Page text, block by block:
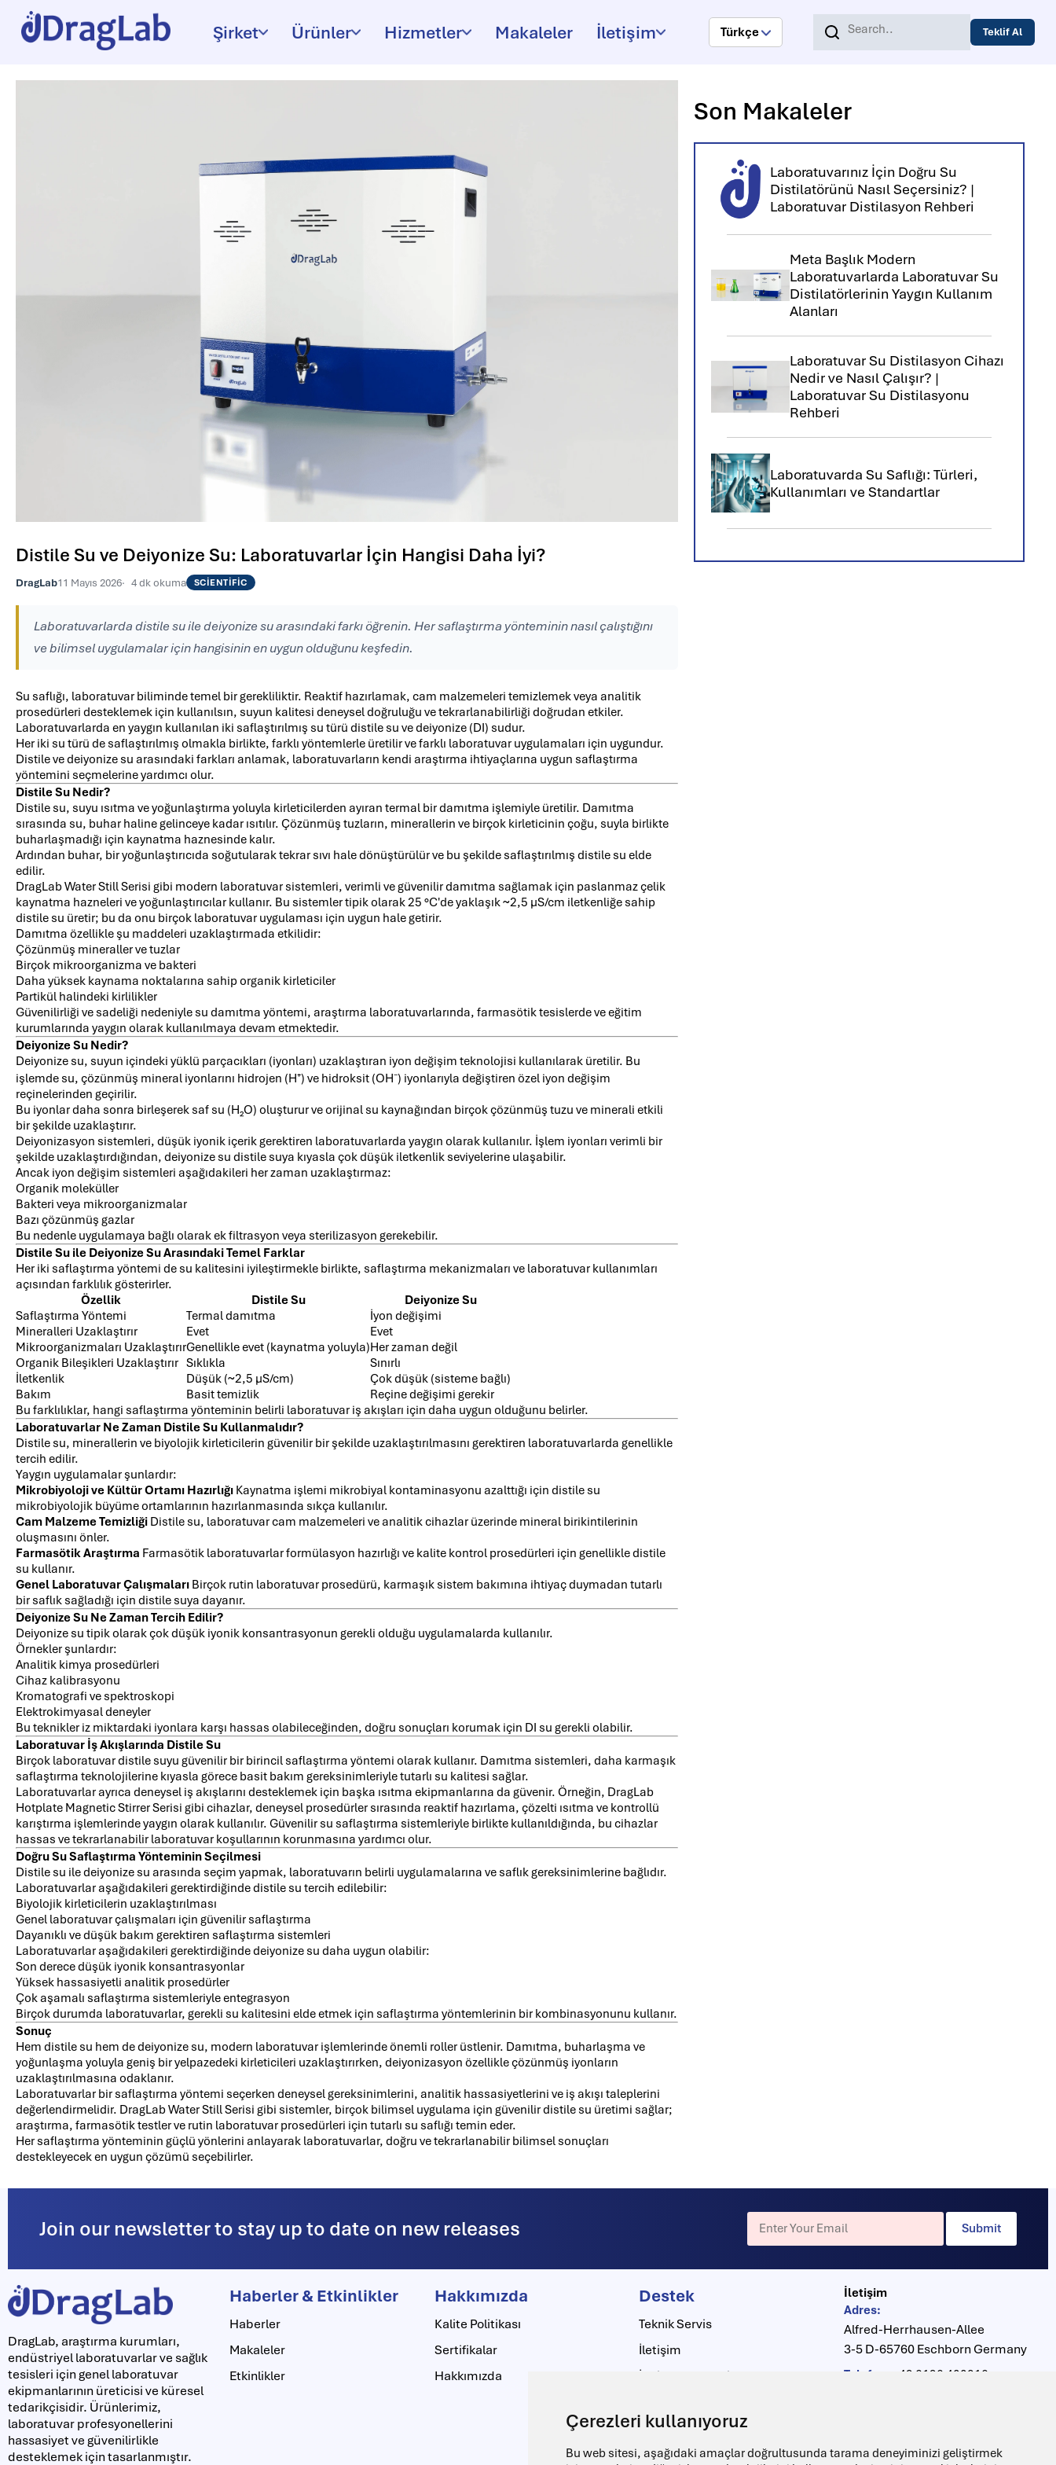
Çerezleri kullanıyoruz
Bu web sitesi, aşağıdaki amaçlar doğrultusunda tarama deneyiminizi geliştirmek
Şirket Ürünler Hizmetler Makaleler İletişim Türkçe Teklif Al
Distile Su ve Deiyonize Su: Laboratuvarlar İçin Hangisi Daha İyi?
DragLab11 Mayıs 2026 4 dk okuma SCIENTIFIC
Laboratuvarlarda distile su ile deiyonize su arasındaki farkı öğrenin. Her saflaştırma yönteminin nasıl çalıştığını
ve bilimsel uygulamalar için hangisinin en uygun olduğunu keşfedin.
Su saflığı, laboratuvar biliminde temel bir gerekliliktir. Reaktif hazırlamak, cam malzemeleri temizlemek veya analitik
prosedürleri desteklemek için kullanılsın, suyun kalitesi deneysel doğruluğu ve tekrarlanabilirliği doğrudan etkiler.
Laboratuvarlarda en yaygın kullanılan iki saflaştırılmış su türü distile su ve deiyonize (DI) sudur.
Her iki su türü de saflaştırılmış olmakla birlikte, farklı yöntemlerle üretilir ve farklı laboratuvar uygulamaları için uygundur.
Distile ve deiyonize su arasındaki farkları anlamak, laboratuvarların kendi araştırma ihtiyaçlarına uygun saflaştırma
yöntemini seçmelerine yardımcı olur.
Distile Su Nedir?
Distile su, suyu ısıtma ve yoğunlaştırma yoluyla kirleticilerden ayıran termal bir damıtma işlemiyle üretilir. Damıtma
sırasında su, buhar haline gelinceye kadar ısıtılır. Çözünmüş tuzların, minerallerin ve birçok kirleticinin çoğu, suyla birlikte
buharlaşmadığı için kaynatma haznesinde kalır.
Ardından buhar, bir yoğunlaştırıcıda soğutularak tekrar sıvı hale dönüştürülür ve bu şekilde saflaştırılmış distile su elde
edilir.
DragLab Water Still Serisi gibi modern laboratuvar sistemleri, verimli ve güvenilir damıtma sağlamak için paslanmaz çelik
kaynatma hazneleri ve yoğunlaştırıcılar kullanır. Bu sistemler tipik olarak 25 °C'de yaklaşık ~2,5 µS/cm iletkenliğe sahip
distile su üretir; bu da onu birçok laboratuvar uygulaması için uygun hale getirir.
Damıtma özellikle şu maddeleri uzaklaştırmada etkilidir:
Çözünmüş mineraller ve tuzlar
Birçok mikroorganizma ve bakteri
Daha yüksek kaynama noktalarına sahip organik kirleticiler
Partikül halindeki kirlilikler
Güvenilirliği ve sadeliği nedeniyle su damıtma yöntemi, araştırma laboratuvarlarında, farmasötik tesislerde ve eğitim
kurumlarında yaygın olarak kullanılmaya devam etmektedir.
Deiyonize Su Nedir?
Deiyonize su, suyun içindeki yüklü parçacıkları (iyonları) uzaklaştıran iyon değişim teknolojisi kullanılarak üretilir. Bu
işlemde su, çözünmüş mineral iyonlarını hidrojen (H⁺) ve hidroksit (OH⁻) iyonlarıyla değiştiren özel iyon değişim
reçinelerinden geçirilir.
Bu iyonlar daha sonra birleşerek saf su (H₂O) oluşturur ve orijinal su kaynağından birçok çözünmüş tuzu ve minerali etkili
bir şekilde uzaklaştırır.
Deiyonizasyon sistemleri, düşük iyonik içerik gerektiren laboratuvarlarda yaygın olarak kullanılır. İşlem iyonları verimli bir
şekilde uzaklaştırdığından, deiyonize su distile suya kıyasla çok düşük iletkenlik seviyelerine ulaşabilir.
Ancak iyon değişim sistemleri aşağıdakileri her zaman uzaklaştırmaz:
Organik moleküller
Bakteri veya mikroorganizmalar
Bazı çözünmüş gazlar
Bu nedenle uygulamaya bağlı olarak ek filtrasyon veya sterilizasyon gerekebilir.
Distile Su ile Deiyonize Su Arasındaki Temel Farklar
Her iki saflaştırma yöntemi de su kalitesini iyileştirmekle birlikte, saflaştırma mekanizmaları ve laboratuvar kullanımları
açısından farklılık gösterirler.
Özellik
Distile Su
Deiyonize Su
Saflaştırma Yöntemi
Termal damıtma
İyon değişimi
Mineralleri Uzaklaştırır
Evet
Evet
Mikroorganizmaları UzaklaştırırGenellikle evet (kaynatma yoluyla)Her zaman değil
Organik Bileşikleri Uzaklaştırır Sıklıkla
Sınırlı
İletkenlik
Düşük (~2,5 µS/cm)
Çok düşük (sisteme bağlı)
Bakım
Basit temizlik
Reçine değişimi gerekir
Bu farklılıklar, hangi saflaştırma yönteminin belirli laboratuvar iş akışları için daha uygun olduğunu belirler.
Laboratuvarlar Ne Zaman Distile Su Kullanmalıdır?
Distile su, minerallerin ve biyolojik kirleticilerin güvenilir bir şekilde uzaklaştırılmasını gerektiren laboratuvarlarda genellikle
tercih edilir.
Yaygın uygulamalar şunlardır:
Mikrobiyoloji ve Kültür Ortamı Hazırlığı Kaynatma işlemi mikrobiyal kontaminasyonu azalttığı için distile su
mikrobiyolojik büyüme ortamlarının hazırlanmasında sıkça kullanılır.
Cam Malzeme Temizliği Distile su, laboratuvar cam malzemeleri ve analitik cihazlar üzerinde mineral birikintilerinin
oluşmasını önler.
Farmasötik Araştırma Farmasötik laboratuvarlar formülasyon hazırlığı ve kalite kontrol prosedürleri için genellikle distile
su kullanır.
Genel Laboratuvar Çalışmaları Birçok rutin laboratuvar prosedürü, karmaşık sistem bakımına ihtiyaç duymadan tutarlı
bir saflık sağladığı için distile suya dayanır.
Deiyonize Su Ne Zaman Tercih Edilir?
Deiyonize su tipik olarak çok düşük iyonik konsantrasyonun gerekli olduğu uygulamalarda kullanılır.
Örnekler şunlardır:
Analitik kimya prosedürleri
Cihaz kalibrasyonu
Kromatografi ve spektroskopi
Elektrokimyasal deneyler
Bu teknikler iz miktardaki iyonlara karşı hassas olabileceğinden, doğru sonuçları korumak için DI su gerekli olabilir.
Laboratuvar İş Akışlarında Distile Su
Birçok laboratuvar distile suyu güvenilir bir birincil saflaştırma yöntemi olarak kullanır. Damıtma sistemleri, daha karmaşık
saflaştırma teknolojilerine kıyasla görece basit bakım gereksinimleriyle tutarlı su kalitesi sağlar.
Laboratuvarlar ayrıca deneysel iş akışlarını desteklemek için başka ısıtma ekipmanlarına da güvenir. Örneğin, DragLab
Hotplate Magnetic Stirrer Serisi gibi cihazlar, deneysel prosedürler sırasında reaktif hazırlama, çözelti ısıtma ve kontrollü
karıştırma işlemlerinde yaygın olarak kullanılır. Güvenilir su saflaştırma sistemleriyle birlikte kullanıldığında, bu cihazlar
hassas ve tekrarlanabilir laboratuvar koşullarının korunmasına yardımcı olur.
Doğru Su Saflaştırma Yönteminin Seçilmesi
Distile su ile deiyonize su arasında seçim yapmak, laboratuvarın belirli uygulamalarına ve saflık gereksinimlerine bağlıdır.
Laboratuvarlar aşağıdakileri gerektirdiğinde distile su tercih edilebilir:
Biyolojik kirleticilerin uzaklaştırılması
Genel laboratuvar çalışmaları için güvenilir saflaştırma
Dayanıklı ve düşük bakım gerektiren saflaştırma sistemleri
Laboratuvarlar aşağıdakileri gerektirdiğinde deiyonize su daha uygun olabilir:
Son derece düşük iyonik konsantrasyonlar
Yüksek hassasiyetli analitik prosedürler
Çok aşamalı saflaştırma sistemleriyle entegrasyon
Birçok durumda laboratuvarlar, gerekli su kalitesini elde etmek için saflaştırma yöntemlerinin bir kombinasyonunu kullanır.
Sonuç
Hem distile su hem de deiyonize su, modern laboratuvar işlemlerinde önemli roller üstlenir. Damıtma, buharlaşma ve
yoğunlaşma yoluyla geniş bir yelpazedeki kirleticileri uzaklaştırırken, deiyonizasyon özellikle çözünmüş iyonların
uzaklaştırılmasına odaklanır.
Laboratuvarlar bir saflaştırma yöntemi seçerken deneysel gereksinimlerini, analitik hassasiyetlerini ve iş akışı taleplerini
değerlendirmelidir. DragLab Water Still Serisi gibi sistemler, birçok bilimsel uygulama için güvenilir distile su üretimi sağlar;
araştırma, farmasötik testler ve rutin laboratuvar prosedürleri için tutarlı su saflığı temin eder.
Her saflaştırma yönteminin güçlü yönlerini anlayarak laboratuvarlar, doğru ve tekrarlanabilir bilimsel sonuçları
destekleyecek en uygun çözümü seçebilirler.
Son Makaleler
Laboratuvarınız İçin Doğru Su
Distilatörünü Nasıl Seçersiniz? |
Laboratuvar Distilasyon Rehberi
Meta Başlık Modern
Laboratuvarlarda Laboratuvar Su
Distilatörlerinin Yaygın Kullanım
Alanları
Laboratuvar Su Distilasyon Cihazı
Nedir ve Nasıl Çalışır? |
Laboratuvar Su Distilasyonu
Rehberi
Laboratuvarda Su Saflığı: Türleri,
Kullanımları ve Standartlar
Join our newsletter to stay up to date on new releases Submit
DragLab, araştırma kurumları,
endüstriyel laboratuvarlar ve sağlık
tesisleri için genel laboratuvar
ekipmanlarının üreticisi ve küresel
tedarikçisidir. Ürünlerimiz,
laboratuvar profesyonellerini
hassasiyet ve güvenilirlikle
desteklemek için tasarlanmıştır.
Haberler & Etkinlikler
Haberler
Makaleler
Etkinlikler
Hakkımızda
Kalite Politikası
Sertifikalar
Hakkımızda
Destek
Teknik Servis
İletişim
İndirme Merkezi
İletişim
Adres:
Alfred-Herrhausen-Allee
3-5 D-65760 Eschborn Germany
Telefon:
+49 6196 400816